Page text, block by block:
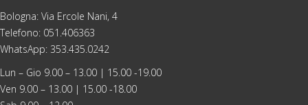
Bologna: Via Ercole Nani, 4
Telefono: 051.406363
WhatsApp: 353.435.0242
Lun – Gio 9.00 – 13.00 | 15.00 -19.00
Ven 9.00 – 13.00 | 15.00 -18.00